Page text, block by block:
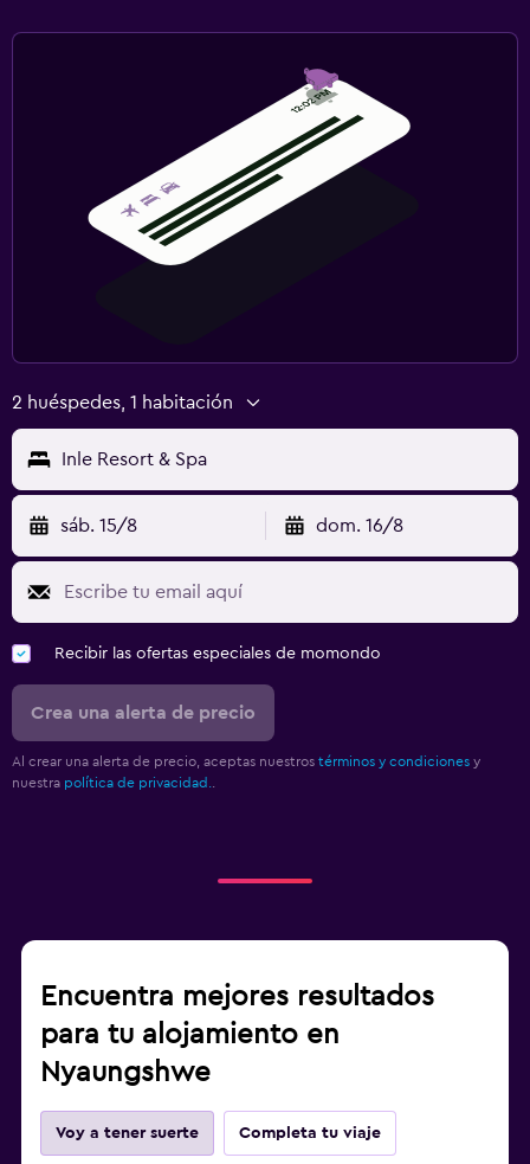
2 huéspedes, 1 habitación
Inle Resort & Spa
sáb. 15/8 dom. 16/8
Recibir las ofertas especiales de momondo
Crea una alerta de precio
Al crear una alerta de precio, aceptas nuestros términos y condiciones y
nuestra política de privacidad.
Encuentra mejores resultados
para tu alojamiento en
Nyaungshwe
Voy a tener suerte Completa tu viaje